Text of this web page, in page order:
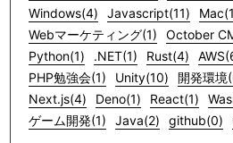
Windows(4)
Javascript(11)
Webマーケティング(1)
October
Python(1)
.NET(1) Rust(4)
PHP勉強会(1)
Unity(10) 開発環境
Next.js(4)
Deno(1) React(1)
ゲーム開発(1)
Java(2) github(0)